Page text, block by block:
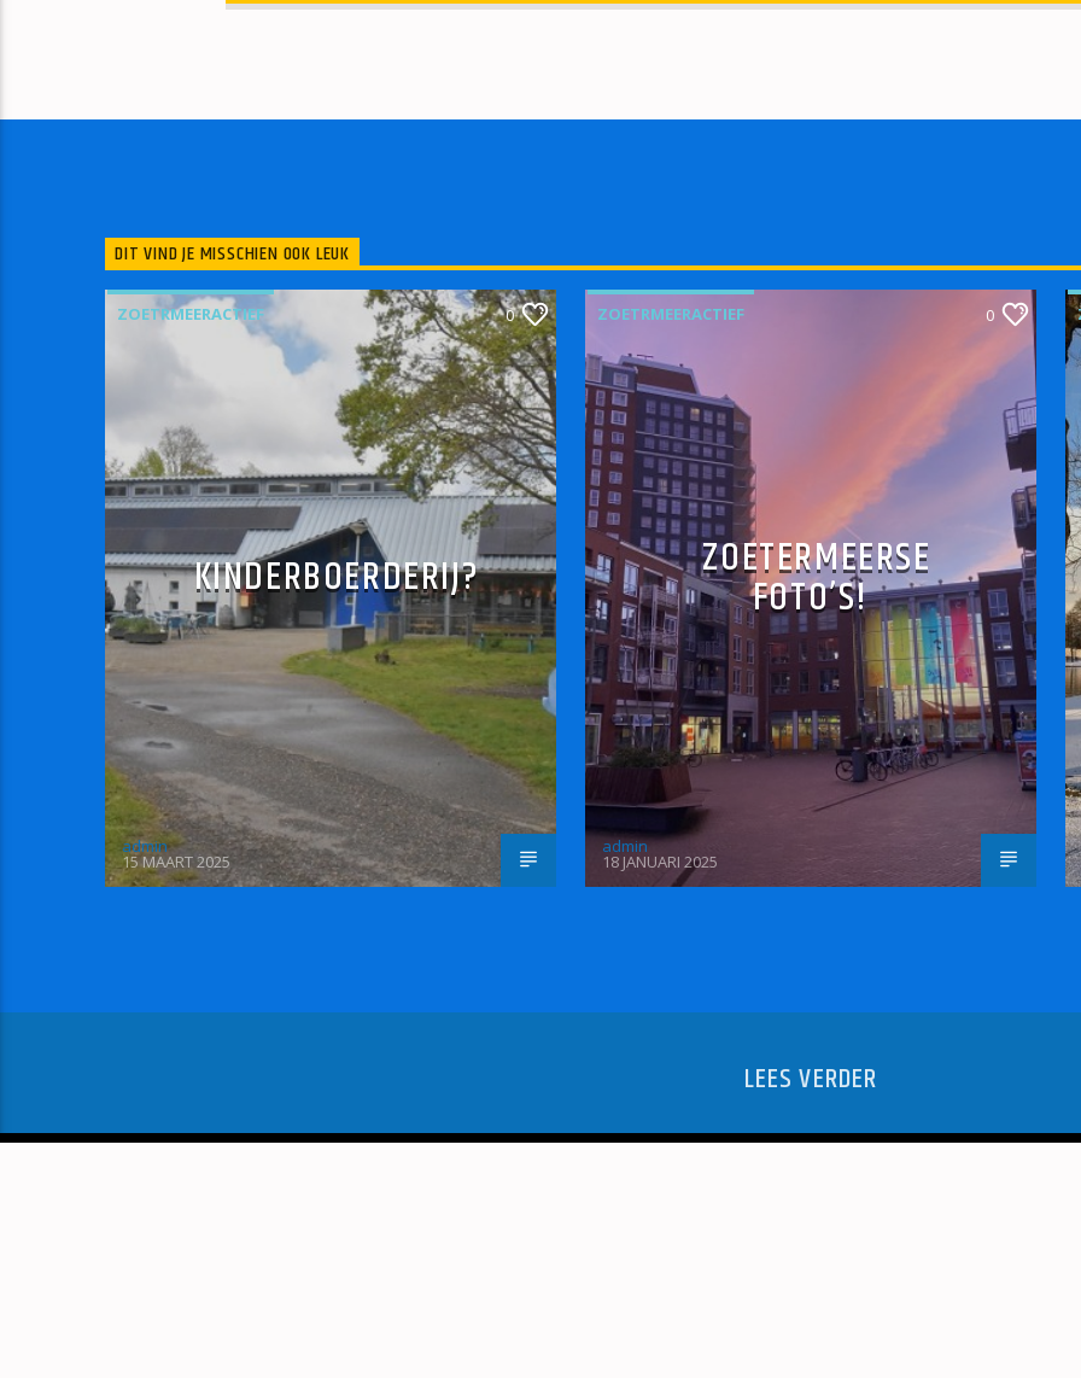
DIT VIND JE MISSCHIEN OOK LEUK
ZOETRMEERACTIEF 0
KINDERBOERDERIJ?
admin
15 MAART 2025
ZOETRMEERACTIEF 0
ZOETERMEERSE
FOTO’S!
admin
18 JANUARI 2025
LEES VERDER